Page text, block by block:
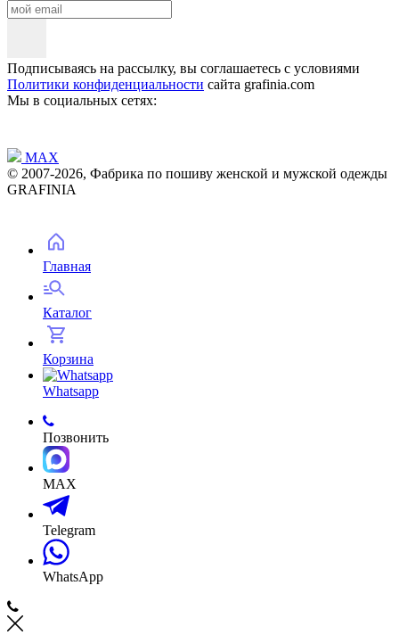
Подписываясь на рассылку, вы соглашаетесь с условиями
Политики конфиденциальности сайта grafinia.com
Мы в социальных сетях:
MAX
© 2007-2026, Фабрика по пошиву женской и мужской одежды
GRAFINIA
Главная
Каталог
Корзина
Whatsapp
Позвонить
MAX
Telegram
WhatsApp